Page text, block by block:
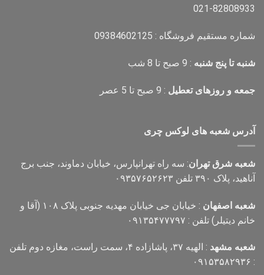
021-82808933
شماره مستقیم فروشگاه : 09384602125
شنبه تا پنج شنبه : 9 صبح تا 8 شب
جمعه و روزهای تعطیل : 9 صبح تا 5 عصر
آدرس شعبه های لوکس چری
شعبه شرق تهران: سه راه تهرانپارس، خیابان دماوند، جنب برج
آناهید، پلاک ۳۹۰ تلفن ۰۹۳۵۷۶۵۲۶۲۳
شعبه اصفهان
: خیابان جی خیابان مهدیه جنوبی پلاک ۱۰۸ (آقا و
خانم دیتیلر) تلفن : ۰۹۱۳۵۴۷۷۷۹۷
شعبه مشهد
: الهیه ۳۷، پاشازاده ۴، سمت راست، مغازه دوم تلفن
: ۰۹۱۵۳۵۸۲۹۳۶